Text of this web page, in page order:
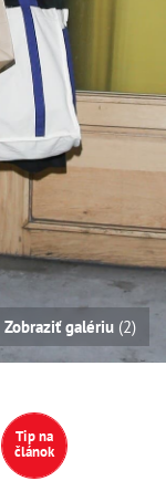
Zobraziť galériu (2)
Tip na
článok